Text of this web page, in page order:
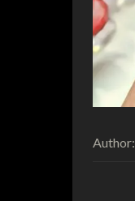
Author: